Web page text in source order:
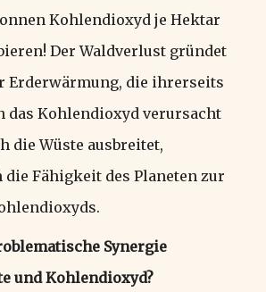
Kohlendioxyd je Hektar
Der Waldverlust gründet
Erderwärmung, die ihrerseits
das Kohlendioxyd verursacht
die Wüste ausbreitet,
Fähigkeit des Planeten zur
Synergie
und Kohlendioxyd?